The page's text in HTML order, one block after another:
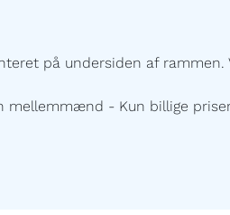
på undersiden af
mellemmænd - Kun billige